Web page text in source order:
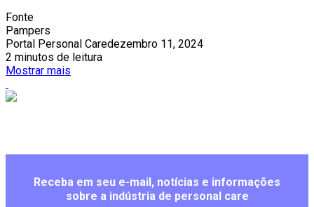
Fonte
Pampers
Portal Personal Caredezembro 11, 2024
2 minutos de leitura
Mostrar mais
Receba em seu e-mail, notícias e informações
sobre a indústria de personal care